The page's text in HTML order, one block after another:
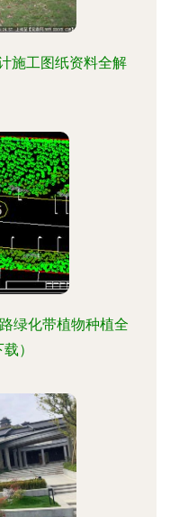
施工图纸资料全解
绿化带植物种植全
）